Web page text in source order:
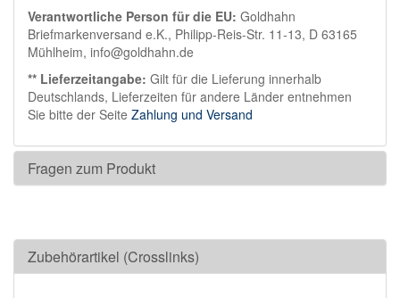
Verantwortliche Person für die EU: Goldhahn
Briefmarkenversand e.K., Philipp-Reis-Str. 11-13, D 63165
Mühlheim, info@goldhahn.de
** Lieferzeitangabe: Gilt für die Lieferung innerhalb
Deutschlands, Lieferzeiten für andere Länder entnehmen
Sie bitte der Seite Zahlung und Versand
Fragen zum Produkt
Zubehörartikel (Crosslinks)